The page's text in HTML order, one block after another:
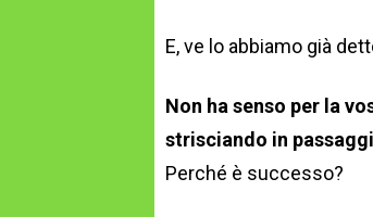
E, ve lo abbiamo già
Non ha senso per la
strisciando in
Perché è successo?